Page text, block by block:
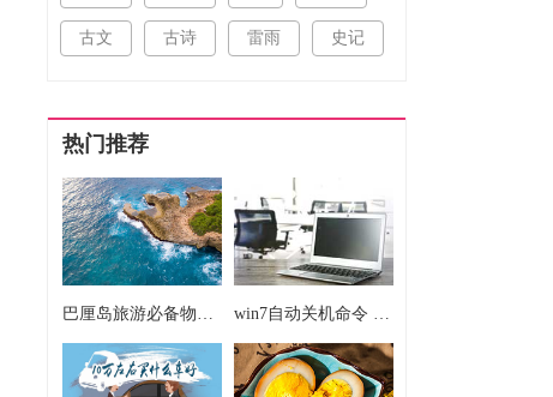
古文 古诗 雷雨 史记
热门推荐
巴厘岛旅游必备物品清单 巴厘岛旅游要准备什么东西 win7自动关机命令 win7自动关机如何设置